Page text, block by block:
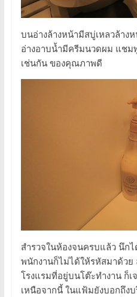
บนอ่างล้างหน้ามีสบู่เหลวล้าง
อ่างอาบน้ำมีครีมนวดผม แชม
เช่นกัน ของคุณภาพดี
สำรวจในห้องจนครบแล้ว นึกไ
พนักงานก็ไม่ได้ให้รหัสมาด้ว
โรงแรมที่อยู่บนโต๊ะทำงาน ก็เ
เหนือจากนี้ ในแฟ้มยังบอกถึง